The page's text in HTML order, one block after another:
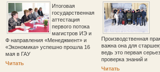
Итоговая
государственная
аттестация
первого потока
магистров ИЭ и
Ф направления «Менеджмент» и
«Экономика» успешно прошла 16
мая в ГАУ
Читать
Производственная
важна она для
ведь это первая
проверка знаний и
Читать